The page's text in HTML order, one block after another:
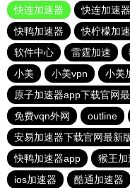
快连加速器
快连加速
快鸭加速器
快柠檬加
软件中心
雷霆加速
小美
小美vpn
小美
原子加速器app下载官网
免费vqn外网
outline
安易加速器下载官网最新
快鸭加速器app
猴王加
ios加速器
酷通加速器